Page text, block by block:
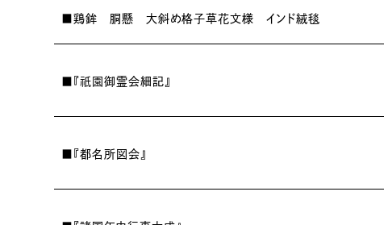
■鶏鉾 胴懸 大斜め格子草花文様 インド絨毯
■『祇園御霊会細記』
■『都名所図会』